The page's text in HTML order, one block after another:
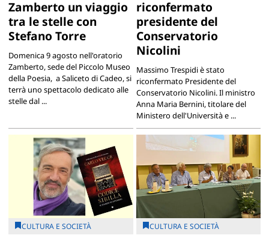
Zamberto un viaggio
tra le stelle con
Stefano Torre
Domenica 9 agosto nell'oratorio
Zamberto, sede del Piccolo Museo
della Poesia, a Saliceto di Cadeo, si
terrà uno spettacolo dedicato alle
stelle dal ...
riconfermato
presidente del
Conservatorio
Nicolini
Massimo Trespidi è stato
riconfermato Presidente del
Conservatorio Nicolini. Il ministro
Anna Maria Bernini, titolare del
Ministero dell'Università e ...
CULTURA E SOCIETÀ CULTURA E SOCIETÀ